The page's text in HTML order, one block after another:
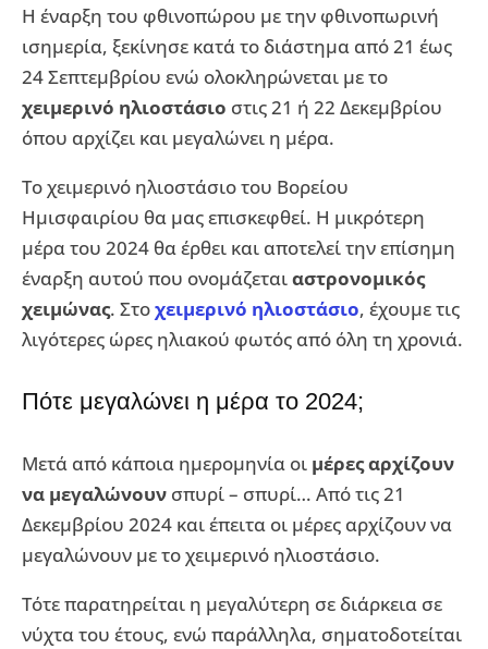
Η έναρξη του φθινοπώρου με την φθινοπωρινή
ισημερία, ξεκίνησε κατά το διάστημα από 21 έως
24 Σεπτεμβρίου ενώ ολοκληρώνεται με το
χειμερινό ηλιοστάσιο στις 21 ή 22 Δεκεμβρίου
όπου αρχίζει και μεγαλώνει η μέρα.
Το χειμερινό ηλιοστάσιο του Βορείου
Ημισφαιρίου θα μας επισκεφθεί. Η μικρότερη
μέρα του 2024 θα έρθει και αποτελεί την επίσημη
έναρξη αυτού που ονομάζεταιαστρονομικός
χειμώνας. Στοχειμερινό ηλιοστάσιο, έχουμε τις
λιγότερες ώρες ηλιακού φωτός από όλη τη χρονιά.
Πότε μεγαλώνει η μέρα το 2024;
Μετά από κάποια ημερομηνία οι μέρες αρχίζουν
να μεγαλώνουν σπυρί – σπυρί… Από τις 21
Δεκεμβρίου 2024 και έπειτα οι μέρες αρχίζουν να
μεγαλώνουν με το χειμερινό ηλιοστάσιο.
Τότε παρατηρείται η μεγαλύτερη σε διάρκεια σε
νύχτα του έτους, ενώ παράλληλα, σηματοδοτείται